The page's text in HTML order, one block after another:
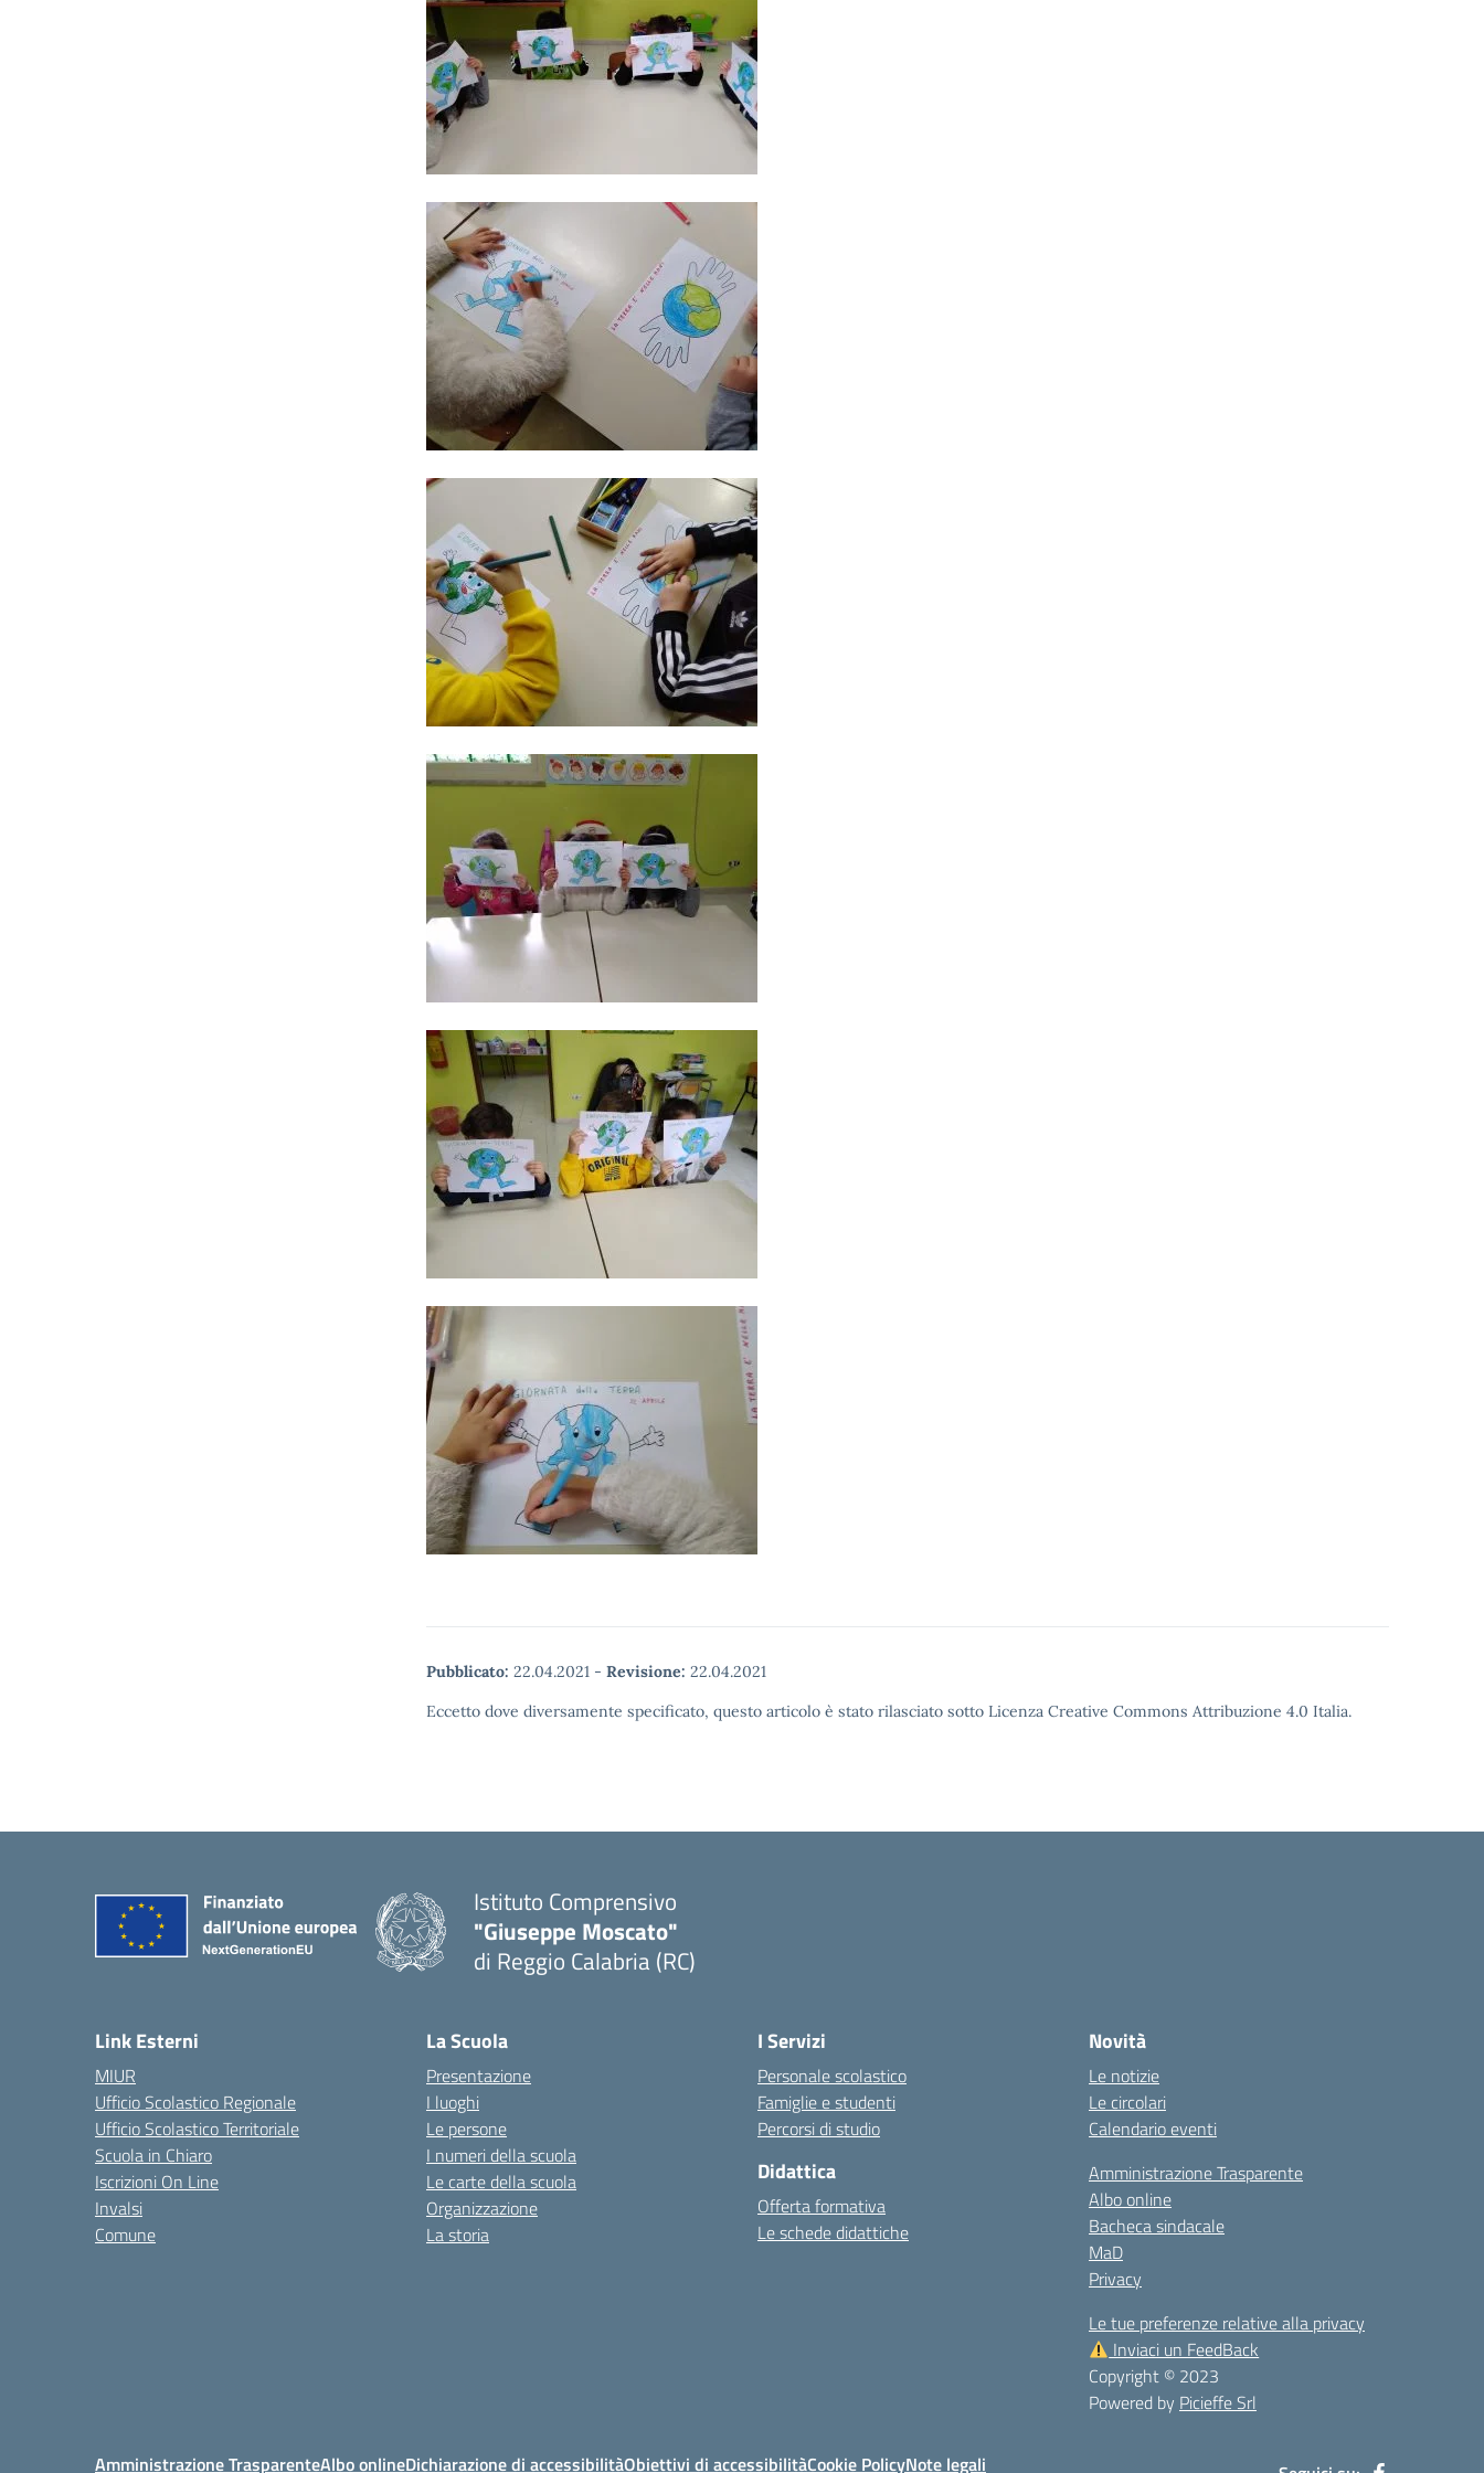
Pubblicato: 22.04.2021 - Revisione: 22.04.2021
Eccetto dove diversamente specificato, questo articolo è stato rilasciato sotto Licenza Creative Commons Attribuzione 4.0 Italia.
Istituto Comprensivo
"Giuseppe Moscato"
di Reggio Calabria (RC)
Link Esterni
MIUR
Ufficio Scolastico Regionale
Ufficio Scolastico Territoriale
Scuola in Chiaro
Iscrizioni On Line
Invalsi
Comune
La Scuola
Presentazione
I luoghi
Le persone
I numeri della scuola
Le carte della scuola
Organizzazione
La storia
I Servizi
Personale scolastico
Famiglie e studenti
Percorsi di studio
Didattica
Offerta formativa
Le schede didattiche
Novità
Le notizie
Le circolari
Calendario eventi
Amministrazione Trasparente
Albo online
Bacheca sindacale
MaD
Privacy
Le tue preferenze relative alla privacy
Inviaci un FeedBack
Copyright © 2023
Powered by Picieffe Srl
Amministrazione TrasparenteAlbo onlineDichiarazione di accessibilitàObiettivi di accessibilitàCookie PolicyNote legali